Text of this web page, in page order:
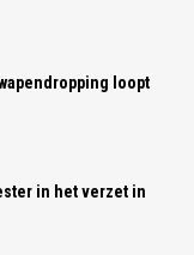
loopt
in het verzet in